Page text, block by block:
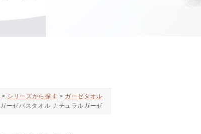
シリーズから探す
ガーゼタオル
ガーゼバスタオル ナチュラルガーゼ